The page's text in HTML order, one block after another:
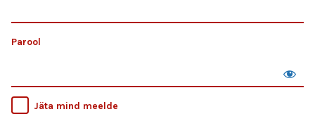
Parool
Jäta mind meelde